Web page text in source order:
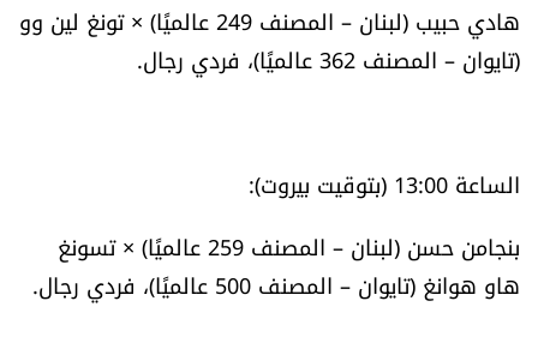
كاميرا
سجالات
الرياضة
منوّعات
هادي حبيب (لبنان – المصنف 249 عالميًا) × تونغ لين وو
(تايوان – المصنف 362 عالميًا)، فردي رجال.
الساعة 13:00 (بتوقيت بيروت):
بنجامن حسن (لبنان – المصنف 259 عالميًا) × تسونغ
هاو هوانغ (تايوان – المصنف 500 عالميًا)، فردي رجال.